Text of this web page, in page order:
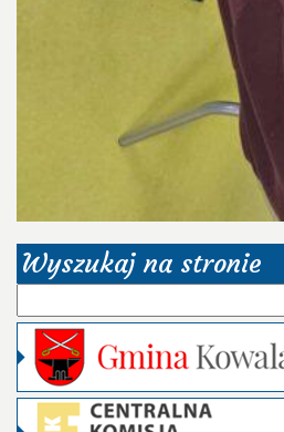
Wyszukaj na stronie